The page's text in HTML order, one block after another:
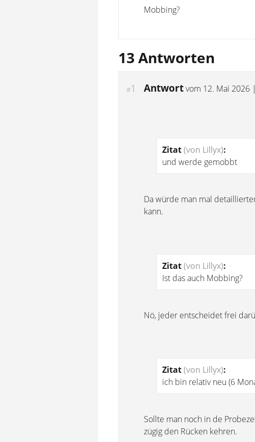
Mobbing?
13 Antworten
#1 Antwortvom 12. Mai 2026
Zitat(von Lillyx):
und werde gemobbt
Da würde man mal
kann.
Zitat(von Lillyx):
Ist das auch Mobbing?
Nö, jeder entscheidet frei
Zitat(von Lillyx):
ich bin relativ neu (6
Sollte man noch in de
zügig den Rücken kehren.